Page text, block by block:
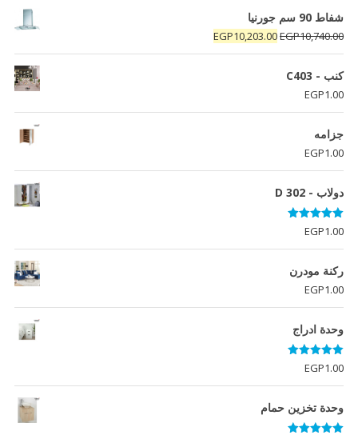
شفاط 90 سم جورنيا
EGP10,740.00
السعر
الأصلي
EGP10,203.00
السعر
الحالي
كنب - C403
EGP1.00
جزامه
EGP1.00
دولاب - D 302
تم التقييم
5.00
من 5
EGP1.00
ركنة مودرن
EGP1.00
وحدة ادراج
تم التقييم
5.00
من 5
EGP1.00
وحدة تخزين حمام